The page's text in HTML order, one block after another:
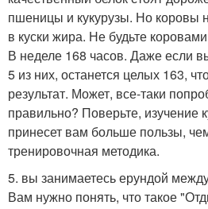
пшеницы и кукурузы. Но коровы
в куски жира. Не будьте
В неделе 168 часов. Даже если
5 из них, останется целых 163,
результат. Может, все-таки
правильно? Поверьте, изучение
принесет вам больше пользы,
тренировочная методика.
5. вы занимаетесь ерундой
Вам нужно понять, что такое